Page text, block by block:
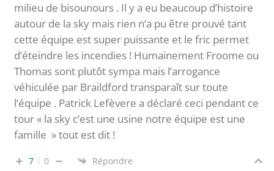
milieu de bisounours . Il y a eu beaucoup d’histoire
autour de la sky mais rien n’a pu être prouvé tant
cette équipe est super puissante et le fric permet
d’éteindre les incendies ! Humainement Froome ou
Thomas sont plutôt sympa mais l’arrogance
véhiculée par Braildford transparaît sur toute
l’équipe . Patrick Lefèvere a déclaré ceci pendant ce
tour « la sky c’est une usine notre équipe est une
famille » tout est dit !
7 0 Répondre